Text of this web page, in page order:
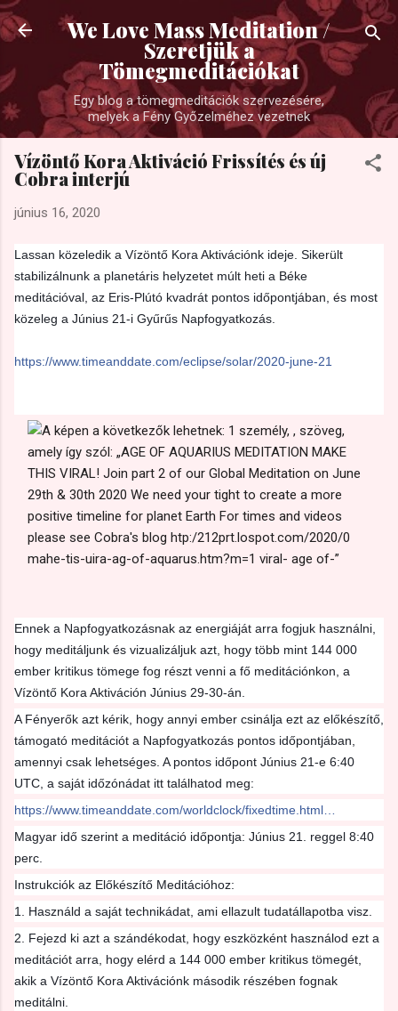
Ugrás a fő tartalomra
We Love Mass Meditation /
Szeretjük a
Tömegmeditációkat
Egy blog a tömegmeditációk szervezésére,
melyek a Fény Győzelméhez vezetnek
Vízöntő Kora Aktiváció Frissítés és új
Cobra interjú
június 16, 2020
Lassan közeledik a Vízöntő Kora Aktivációnk ideje. Sikerült
stabilizálnunk a planetáris helyzetet múlt heti a Béke
meditációval, az Eris-Plútó kvadrát pontos időpontjában, és most
közeleg a Június 21-i Gyűrűs Napfogyatkozás.
https://www.timeanddate.com/eclipse/solar/2020-june-21
Ennek a Napfogyatkozásnak az energiáját arra fogjuk használni,
hogy meditáljunk és vizualizáljuk azt, hogy több mint 144 000
ember kritikus tömege fog részt venni a fő meditációnkon, a
Vízöntő Kora Aktiváción Június 29-30-án.
A Fényerők azt kérik, hogy annyi ember csinálja ezt az előkészítő,
támogató meditációt a Napfogyatkozás pontos időpontjában,
amennyi csak lehetséges. A pontos időpont Június 21-e 6:40
UTC, a saját időzónádat itt találhatod meg:
https://www.timeanddate.com/worldclock/fixedtime.html…
Magyar idő szerint a meditáció időpontja: Június 21. reggel 8:40
perc.
Instrukciók az Előkészítő Meditációhoz:
1. Használd a saját technikádat, ami ellazult tudatállapotba visz.
2. Fejezd ki azt a szándékodat, hogy eszközként használod ezt a
meditációt arra, hogy elérd a 144 000 ember kritikus tömegét,
akik a Vízöntő Kora Aktivációnk második részében fognak
meditálni.